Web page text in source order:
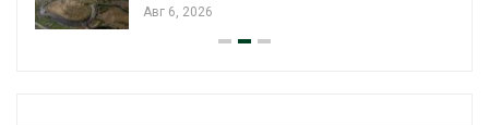
Авг 6, 2026